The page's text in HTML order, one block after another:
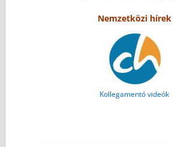
Nemzetközi hírek
Kollegamentó videók